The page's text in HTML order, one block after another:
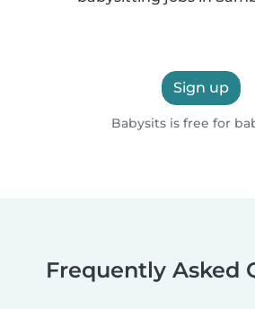
Sign up
Babysits is free for
Frequently Asked